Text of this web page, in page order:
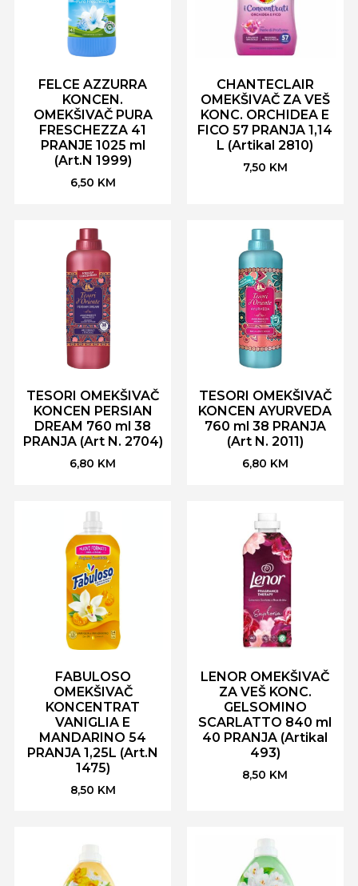
FELCE AZZURRA
KONCEN.
OMEKŠIVAČ PURA
FRESCHEZZA 41
PRANJE 1025 ml
(Art.N 1999)
6,50 KM
CHANTECLAIR
OMEKŠIVAČ ZA VEŠ
KONC. ORCHIDEA E
FICO 57 PRANJA 1,14
L (Artikal 2810)
7,50 KM
TESORI OMEKŠIVAČ
KONCEN PERSIAN
DREAM 760 ml 38
PRANJA (Art N. 2704)
6,80 KM
TESORI OMEKŠIVAČ
KONCEN AYURVEDA
760 ml 38 PRANJA
(Art N. 2011)
6,80 KM
FABULOSO
OMEKŠIVAČ
KONCENTRAT
VANIGLIA E
MANDARINO 54
PRANJA 1,25L (Art.N
1475)
8,50 KM
LENOR OMEKŠIVAČ
ZA VEŠ KONC.
GELSOMINO
SCARLATTO 840 ml
40 PRANJA (Artikal
493)
8,50 KM